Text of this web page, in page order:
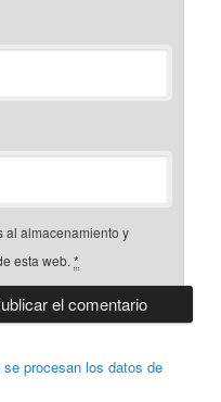
al almacenamiento y
esta web.*
procesan los datos de